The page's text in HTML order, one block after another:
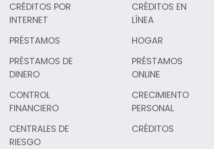
CRÉDITOS POR
INTERNET
CRÉDITOS EN
LÍNEA
PRÉSTAMOS HOGAR
PRÉSTAMOS DE
DINERO
PRÉSTAMOS
ONLINE
CONTROL
FINANCIERO
CRECIMIENTO
PERSONAL
CENTRALES DE
RIESGO
CRÉDITOS